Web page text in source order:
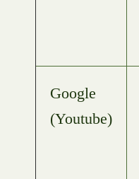
Google
(Youtube)